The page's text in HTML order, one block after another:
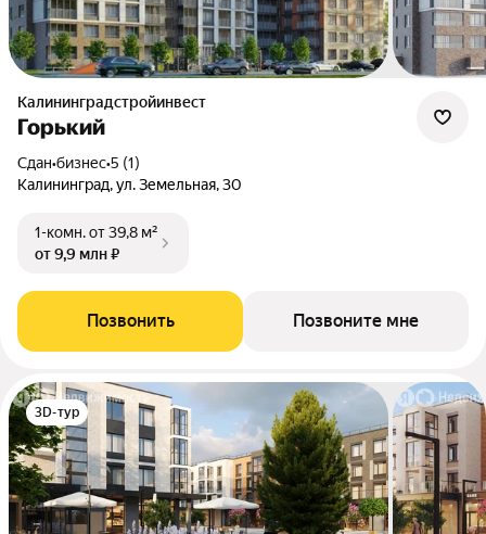
Калининградстройинвест
Горький
Сдан•бизнес•5 (1)
Калининград, ул. Земельная, 30
1-комн.от 39,8 м²
от 9,9 млн ₽
Позвонить Позвоните мне
3D-тур